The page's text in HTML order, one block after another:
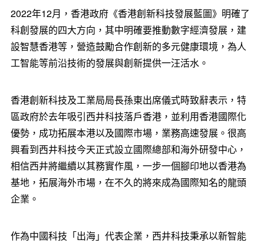
2022年12月，香港政府《香港創新科技發展藍圖》明確了
科創發展的四大方向，其中明確要推動數字經濟發展，建
設智慧香港等，營造鼓勵合作創新的多元健康環境，為人
工智能等前沿技術的發展與創新提供一汪活水。
香港創新科技及工業局局長孫東出席儀式時致辭表示，特
區政府於去年吸引西井科技落戶香港，並利用香港國際化
優勢，成功拓展本港以及國際市場，業務高速發展。很高
興看到西井科技今天正式設立國際總部和海外研發中心，
相信西井將繼續以其務實作風，一步一個腳印地以香港為
基地，拓展海外市場，在不久的將來成為國際知名的龍頭
企業。
作為中國科技「出海」代表企業，西井科技秉承以新智能